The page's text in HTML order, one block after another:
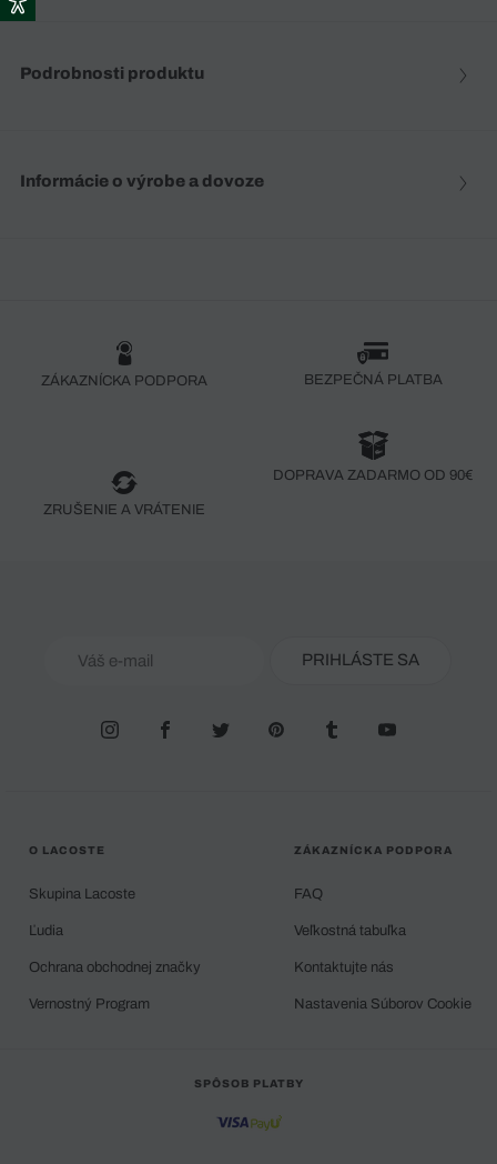
Podrobnosti produktu
Informácie o výrobe a dovoze
ZÁKAZNÍCKA PODPORA BEZPEČNÁ PLATBA
ZRUŠENIE A VRÁTENIE
DOPRAVA ZADARMO OD 90€
PRIHLÁSTE SA
O LACOSTE
Skupina Lacoste
Ľudia
Ochrana obchodnej značky
Vernostný Program
ZÁKAZNÍCKA PODPORA
FAQ
Veľkostná tabuľka
Kontaktujte nás
Nastavenia Súborov Cookie
SPÔSOB PLATBY